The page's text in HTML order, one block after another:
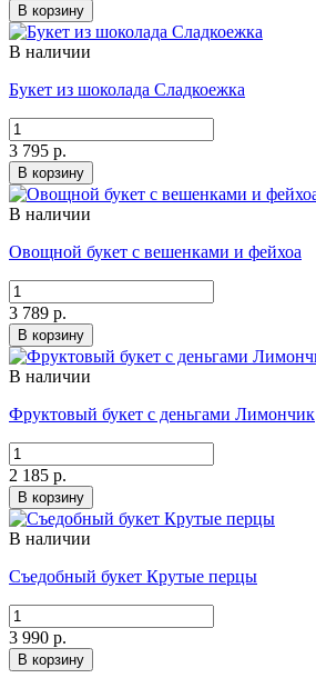
В корзину
В наличии
Букет из шоколада Сладкоежка
3 795 р.
В корзину
В наличии
Овощной букет с вешенками и фейхоа
3 789 р.
В корзину
В наличии
Фруктовый букет с деньгами Лимончик
2 185 р.
В корзину
В наличии
Съедобный букет Крутые перцы
3 990 р.
В корзину